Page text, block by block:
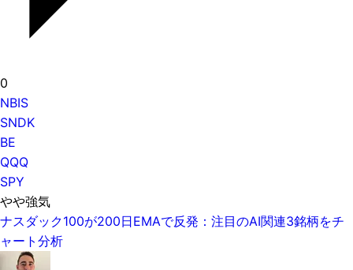
0
NBIS
SNDK
BE
QQQ
SPY
やや強気
ナスダック100が200日EMAで反発：注目のAI関連3銘柄をチ
ャート分析